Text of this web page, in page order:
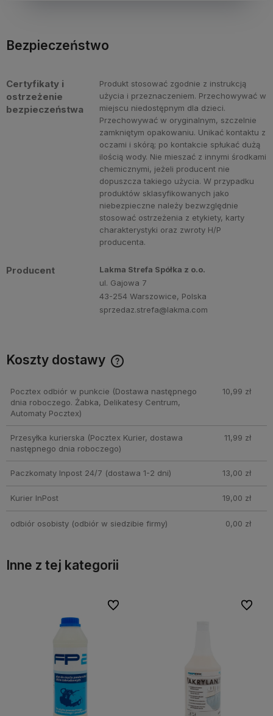
Bezpieczeństwo
Certyfikaty i
ostrzeżenie
bezpieczeństwa
Produkt stosować zgodnie z instrukcją
użycia i przeznaczeniem. Przechowywać w
miejscu niedostępnym dla dzieci.
Przechowywać w oryginalnym, szczelnie
zamkniętym opakowaniu. Unikać kontaktu z
oczami i skórą; po kontakcie spłukać dużą
ilością wody. Nie mieszać z innymi środkami
chemicznymi, jeżeli producent nie
dopuszcza takiego użycia. W przypadku
produktów sklasyfikowanych jako
niebezpieczne należy bezwzględnie
stosować ostrzeżenia z etykiety, karty
charakterystyki oraz zwroty H/P
producenta.
Producent
Lakma Strefa Spółka z o.o.
ul. Gajowa 7
43-254 Warszowice, Polska
sprzedaz.strefa@lakma.com
Koszty dostawy
Pocztex odbiór w punkcie (Dostawa następnego
dnia roboczego. Żabka, Delikatesy Centrum,
Automaty Pocztex)
10,99 zł
Przesyłka kurierska (Pocztex Kurier, dostawa
następnego dnia roboczego)
11,99 zł
Paczkomaty Inpost 24/7 (dostawa 1-2 dni) 13,00 zł
Kurier InPost 19,00 zł
odbiór osobisty(odbiór w siedzibie firmy) 0,00 zł
Inne z tej kategorii
Do ulubionych
Do ulubionych Do
Do